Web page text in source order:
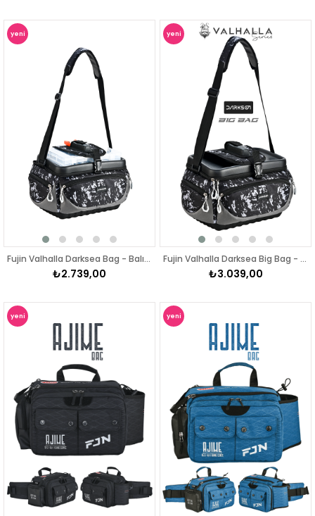
Fujin Valhalla Darksea Bag - Balıkçı Çantası
₺2.739,00
yeni
Fujin Valhalla Darksea Big Bag - Balıkçı Çantası
₺3.039,00
yeni
yeni yeni